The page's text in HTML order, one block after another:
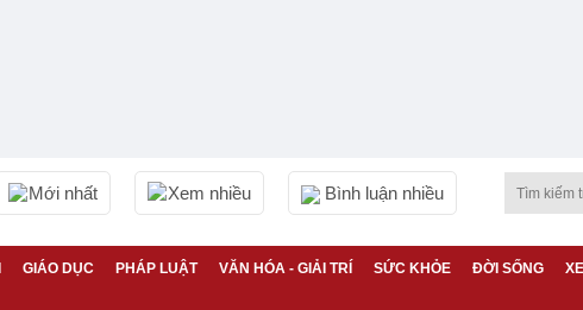
Mới nhất Xem nhiều Bình luận nhiều
GIÁO DỤC PHÁP LUẬT VĂN HÓA - GIẢI TRÍ SỨC KHỎE ĐỜI SỐNG XE